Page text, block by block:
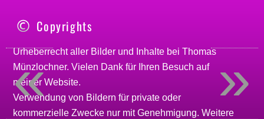
Copyrights
Urheberrecht aller Bilder und Inhalte beiThomas
Münzlochner. Vielen Dank für Ihren Besuch auf
meinerWebsite.
Verwendung von Bildern für private oder
kommerzielle Zwecke nur mit Genehmigung.Weitere
»
«